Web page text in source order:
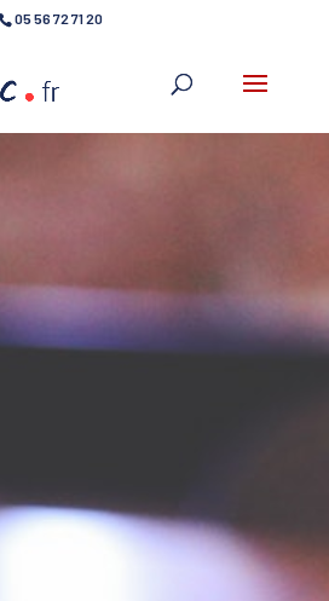
05 56 72 71 20